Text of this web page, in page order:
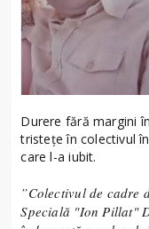
Durere fără margini
tristețe în colectivul
care l-a iubit.
”Colectivul de cadre
Specială "Ion Pillat"